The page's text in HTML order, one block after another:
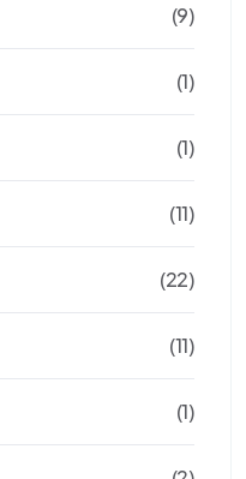
(9)
(1)
(1)
(11)
(22)
(11)
(1)